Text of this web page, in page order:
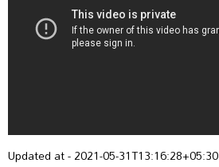
Updated at - 2021-05-31T13:16:28+05:30